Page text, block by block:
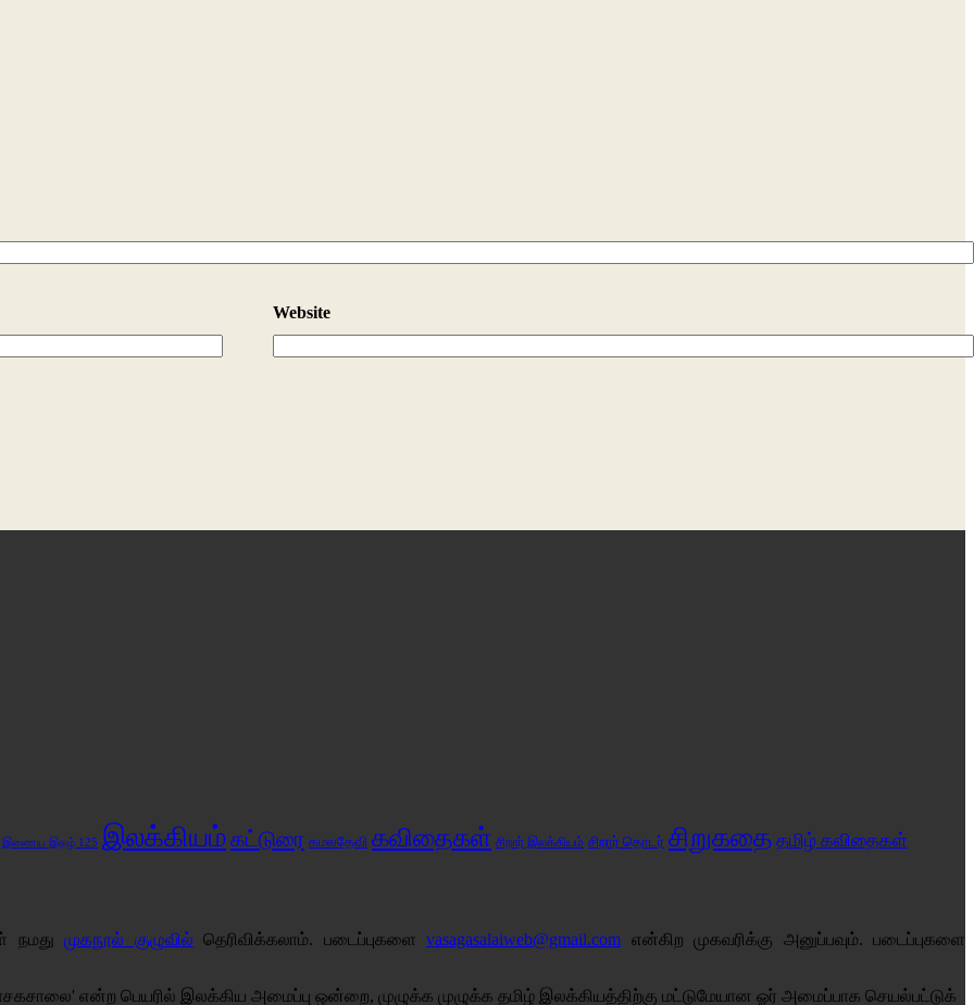
Website
இணைய இதழ் 125 இலக்கியம்கட்டுரை கமலதேவி கவிதைகள் சிறார் இலக்கியம் சிறார் தொடர் சிறுகதை தமிழ் கவிதைகள்
நமதுமுகநூல் குழுவில் தெரிவிக்கலாம். படைப்புகளைvasagasalaiweb@gmail.com என்கிற முகவரிக்கு அனுப்பவும். படைப்புகளை
என்ற பெயரில் இலக்கிய அமைப்பு ஒன்றை, முழுக்க முழுக்க தமிழ் இலக்கியத்திற்கு மட்டுமேயான ஓர் அமைப்பாக செயல்பட்டுக்